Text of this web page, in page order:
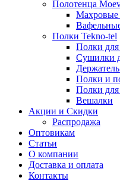
Полотенца
Махровые
Полки Tekno-tel
Полки
Сушилки
Полки и
Полки
Вешалки
Акции и Скидки
Распродажа
Оптовикам
Статьи
О компании
Доставка и оплата
Контакты